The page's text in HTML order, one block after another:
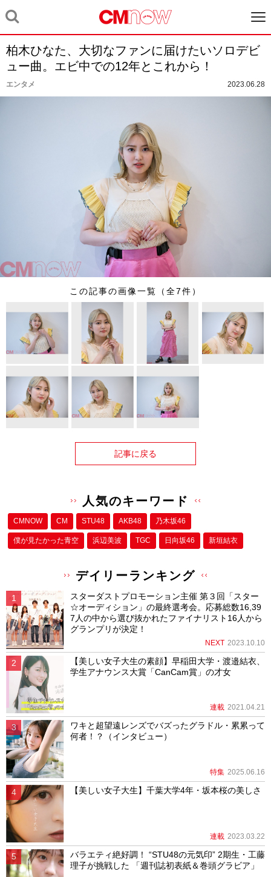
柏木ひなた、大切なファンに届けたいソロデビ
ュー曲。エビ中での12年とこれから！
エンタメ 2023.06.28
この記事の画像一覧（全7件）
記事に戻る
人気のキーワード
CMNOW CM STU48 AKB48 乃木坂46
僕が⾒たかった⻘空 浜辺美波 TGC 日向坂46 新垣結衣
デイリーランキング
スターダストプロモーション主催 第３回「スター
☆オーディション」の最終選考会。応募総数16,39
7人の中から選び抜かれたファイナリスト16人から
グランプリが決定！
NEXT 2023.10.10
【美しい女子大生の素顔】早稲田大学・渡邉結衣、
学生アナウンス大賞「CanCam賞」の才女
連載 2021.04.21
ワキと超望遠レンズでバズったグラドル・累累って
何者！？（インタビュー）
特集 2025.06.16
【美しい女子大生】千葉大学4年・坂本桜の美しさ
連載 2023.03.22
バラエティ絶好調！ “STU48の元気印” 2期生・工藤
理子が挑戦した 「週刊誌初表紙＆巻頭グラビア」